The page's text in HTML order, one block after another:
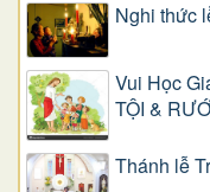
Nghi thức
Vui Học
TỘI &
Thánh lễ